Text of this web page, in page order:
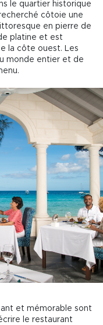
le quartier historique
côtoie une
en pierre de
platine et est
la côte ouest. Les
monde entier et de
et mémorable sont
le restaurant